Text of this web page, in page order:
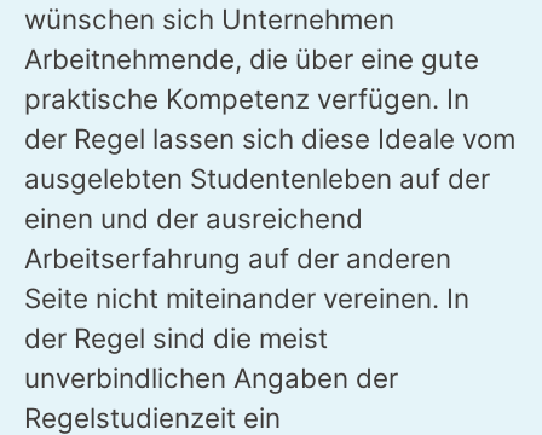
wünschen sich Unternehmen
Arbeitnehmende, die über eine gute
praktische Kompetenz verfügen. In
der Regel lassen sich diese Ideale vom
ausgelebten Studentenleben auf der
einen und der ausreichend
Arbeitserfahrung auf der anderen
Seite nicht miteinander vereinen. In
der Regel sind die meist
unverbindlichen Angaben der
Regelstudienzeit ein